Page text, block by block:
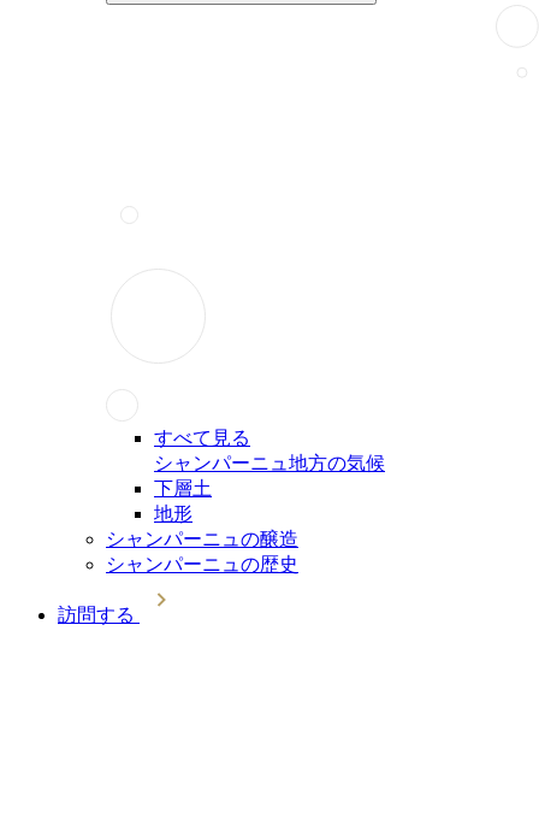
すべて見る
シャンパーニュ地方の気候
下層土
地形
シャンパーニュの醸造
シャンパーニュの歴史
訪問する